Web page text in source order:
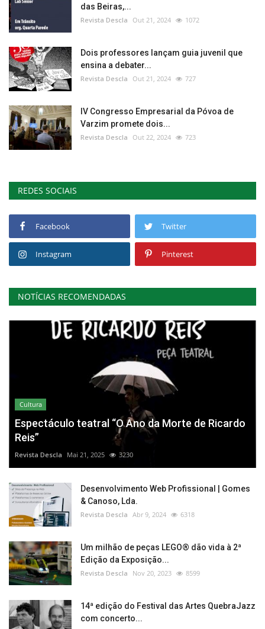
das Beiras,...
Revista Descla Out 21, 2024 1072
Dois professores lançam guia juvenil que
ensina a debater...
Revista Descla Out 21, 2024 727
IV Congresso Empresarial da Póvoa de
Varzim promete dois...
Revista Descla Out 22, 2024 723
REDES SOCIAIS
Facebook Twitter
Instagram Pinterest
NOTÍCIAS RECOMENDADAS
Cultura
Espectáculo teatral “O Ano da Morte de Ricardo
Reis”
Revista Descla Mai 21, 2025 3230
Desenvolvimento Web Profissional | Gomes
& Canoso, Lda.
Revista Descla Abr 9, 2024 6318
Um milhão de peças LEGO® dão vida à 2ª
Edição da Exposição...
Revista Descla Nov 20, 2023 8599
14ª edição do Festival das Artes QuebraJazz
com concerto...